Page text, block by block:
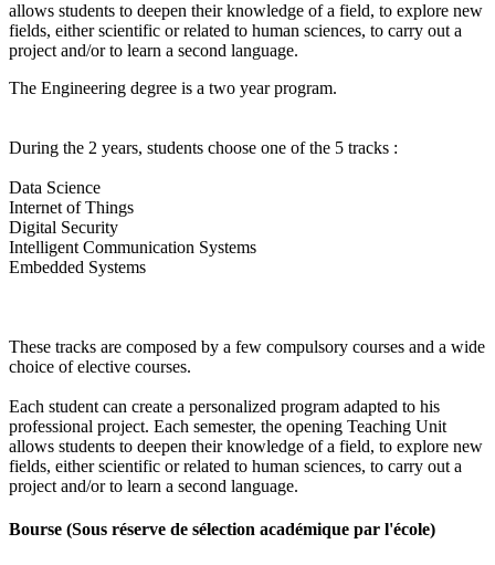
allows students to deepen their knowledge of a field, to explore new
fields, either scientific or related to human sciences, to carry out a
project and/or to learn a second language.
The Engineering degree is a two year program.
During the 2 years, students choose one of the 5 tracks :
Data Science
Internet of Things
Digital Security
Intelligent Communication Systems
Embedded Systems
These tracks are composed by a few compulsory courses and a wide
choice of elective courses.
Each student can create a personalized program adapted to his
professional project. Each semester, the opening Teaching Unit
allows students to deepen their knowledge of a field, to explore new
fields, either scientific or related to human sciences, to carry out a
project and/or to learn a second language.
Bourse (Sous réserve de sélection académique par l'école)